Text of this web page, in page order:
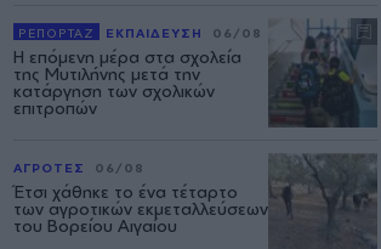
ΡΕΠΟΡΤΑΖ ΕΚΠΑΙΔΕΥΣΗ 06/08
Η επόμενη μέρα στα σχολεία
της Μυτιλήνης μετά την
κατάργηση των σχολικών
επιτροπών
ΑΓΡΟΤΕΣ 06/08
Έτσι χάθηκε το ένα τέταρτο
των αγροτικών εκμεταλλεύσεων
του Βορείου Αιγαίου